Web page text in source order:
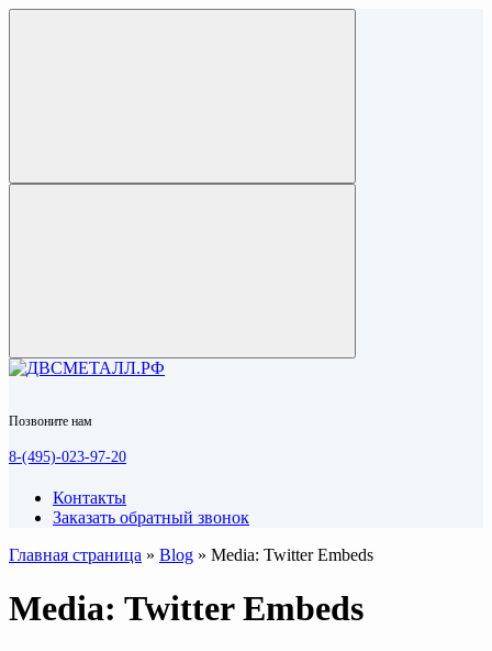
Позвоните нам
8-(495)-023-97-20
Контакты
Заказать обратный звонок
Главная страница » Blog » Media: Twitter Embeds
Media: Twitter Embeds